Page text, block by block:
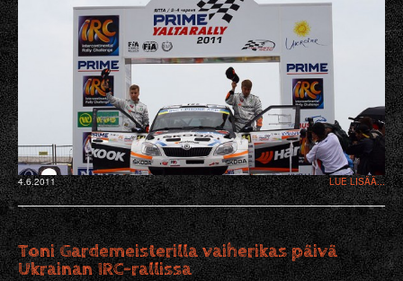
4.6.2011 LUE LISÄÄ...
Toni Gardemeisterilla vaiherikas päivä
Ukrainan IRC-rallissa